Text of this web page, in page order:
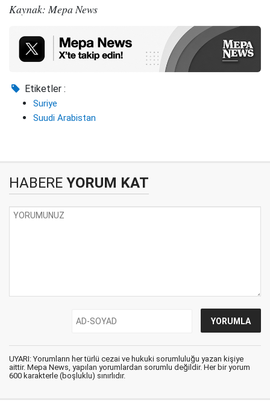
Kaynak: Mepa News
Etiketler :
Suriye
Suudi Arabistan
HABERE YORUM KAT
UYARI: Yorumların her türlü cezai ve hukuki sorumluluğu yazan kişiye
aittir. Mepa News, yapılan yorumlardan sorumlu değildir. Her bir yorum
600 karakterle (boşluklu) sınırlıdır.